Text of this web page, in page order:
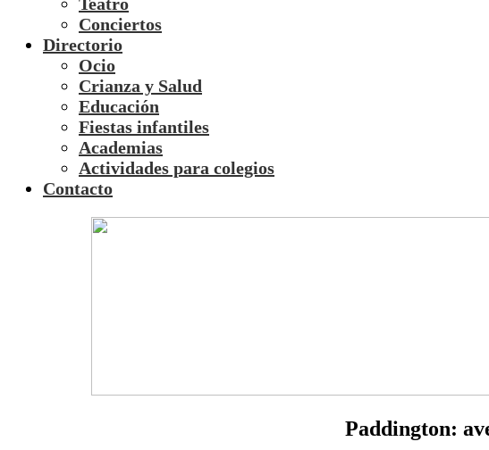
Conciertos
Directorio
Ocio
Crianza y Salud
Educación
Fiestas infantiles
Academias
Actividades para colegios
Contacto
Paddington: